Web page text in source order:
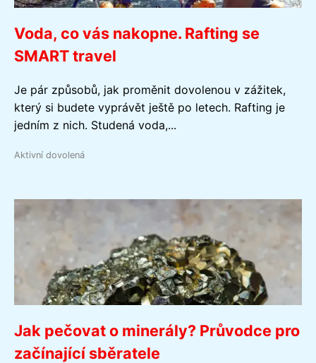
Voda, co vás nakopne. Rafting se
SMART travel
Je pár způsobů, jak proměnit dovolenou v zážitek,
který si budete vyprávět ještě po letech. Rafting je
jedním z nich. Studená voda,...
Aktivní dovolená
Jak pečovat o minerály? Průvodce pro
začínající sběratele